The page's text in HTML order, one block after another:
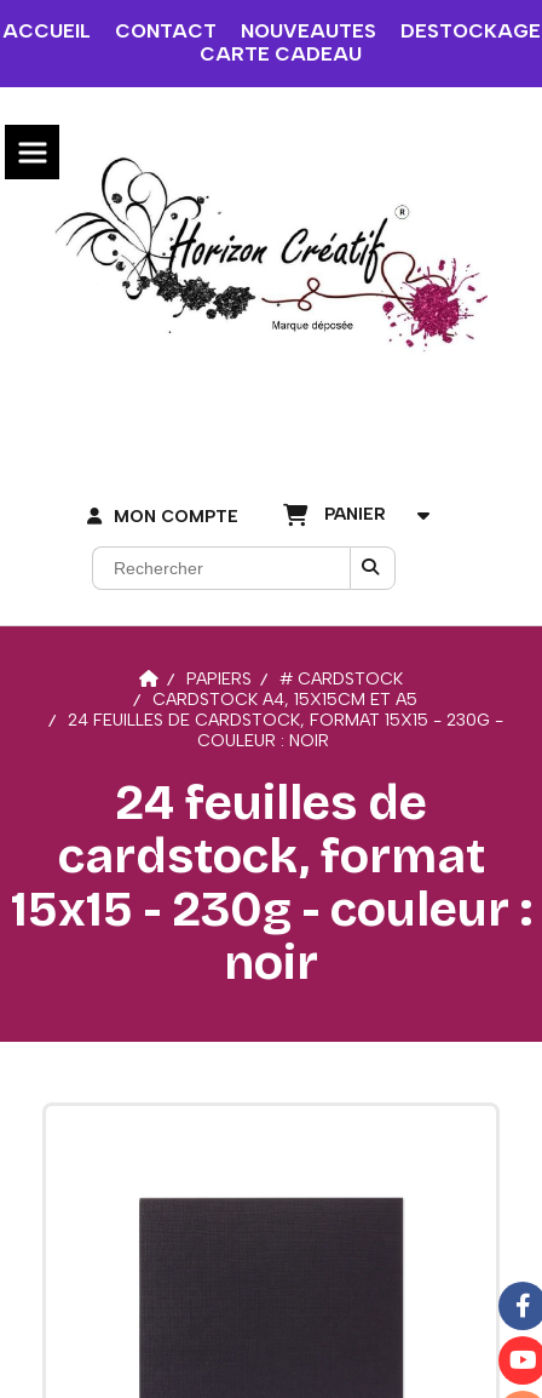
ACCUEIL CONTACT NOUVEAUTES
DESTOCKAGE
CARTE CADEAU
MON COMPTE PANIER
PAPIERS
# CARDSTOCK
CARDSTOCK A4, 15X15CM ET A5
24 FEUILLES DE CARDSTOCK, FORMAT 15X15 - 230G -
COULEUR : NOIR
24 feuilles de
cardstock, format
15x15 - 230g - couleur :
noir